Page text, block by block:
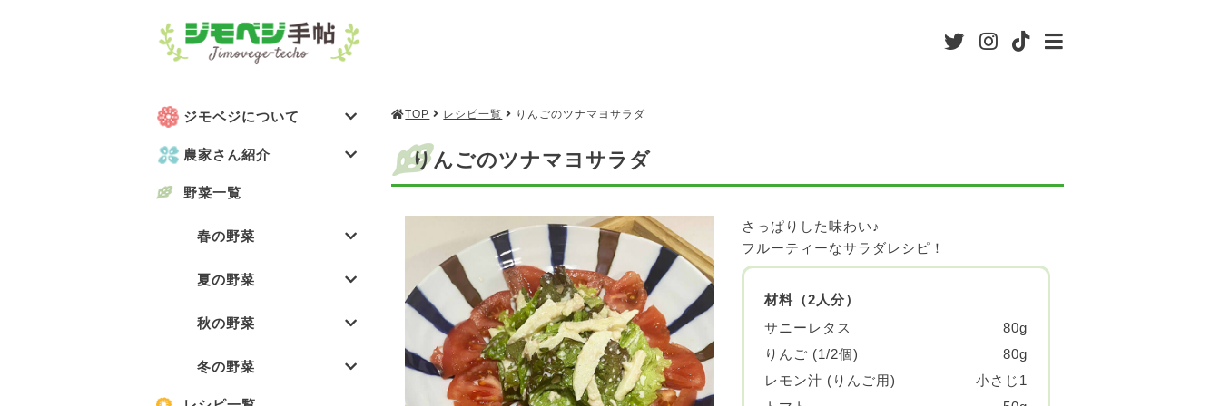
TOP レシピ一覧 りんごのツナマヨサラダ
りんごのツナマヨサラダ
さっぱりした味わい♪
フルーティーなサラダレシピ！
材料（2人分）
サニーレタス
80g
りんご (1/2個)
80g
レモン汁 (りんご用)
小さじ1
ジモベジについて
農家さん紹介
野菜一覧
春の野菜
夏の野菜
秋の野菜
冬の野菜